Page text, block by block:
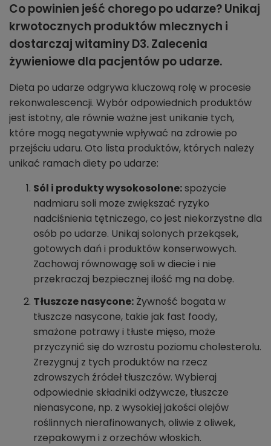
Co powinien jeść chorego po udarze? Unikaj
krwotocznych produktów mlecznych i
dostarczaj witaminy D3. Zalecenia
żywieniowe dla pacjentów po udarze.
Dieta po udarze odgrywa kluczową rolę w procesie
rekonwalescencji. Wybór odpowiednich produktów
jest istotny, ale równie ważne jest unikanie tych,
które mogą negatywnie wpływać na zdrowie po
przejściu udaru. Oto lista produktów, których należy
unikać ramach diety po udarze:
Sól i produkty wysokosolone:spożycie
nadmiaru soli może zwiększać ryzyko
nadciśnienia tętniczego, co jest niekorzystne dla
osób po udarze. Unikaj solonych przekąsek,
gotowych dań i produktów konserwowych.
Zachowaj równowagę soli w diecie i nie
przekraczaj bezpiecznej ilość mg na dobę.
Tłuszcze nasycone: Żywność bogata w
tłuszcze nasycone, takie jak fast foody,
smażone potrawy i tłuste mięso, może
przyczynić się do wzrostu poziomu cholesterolu.
Zrezygnuj z tych produktów na rzecz
zdrowszych źródeł tłuszczów. Wybieraj
odpowiednie składniki odżywcze, tłuszcze
nienasycone, np. z wysokiej jakości olejów
roślinnych nierafinowanych, oliwie z oliwek,
rzepakowym i z orzechów włoskich.